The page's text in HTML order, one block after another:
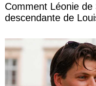
Comment Léonie
descendante de